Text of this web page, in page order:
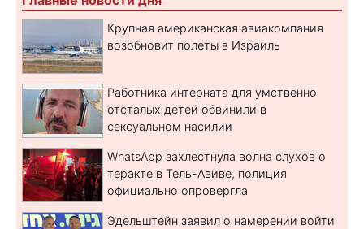
Крупная американская авиакомпания
возобновит полеты в Израиль
Работника интерната для умственно
отсталых детей обвинили в
сексуальном насилии
WhatsApp захлестнула волна слухов о
теракте в Тель-Авиве, полиция
официально опровергла
Эдельштейн заявил о намерении войти